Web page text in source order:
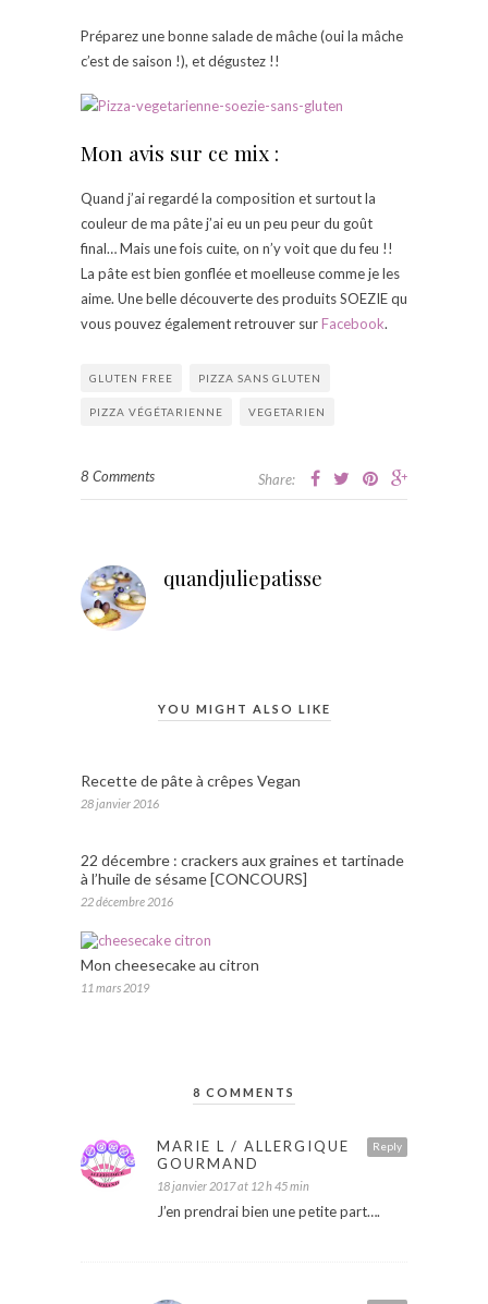
Préparez une bonne salade de mâche (oui la mâche
c’est de saison !), et dégustez !!
Mon avis sur ce mix :
Quand j’ai regardé la composition et surtout la
couleur de ma pâte j’ai eu un peu peur du goût
final… Mais une fois cuite, on n’y voit que du feu !!
La pâte est bien gonflée et moelleuse comme je les
aime. Une belle découverte des produits SOEZIE qu
vous pouvez également retrouver surFacebook.
GLUTEN FREE PIZZA SANS GLUTEN
PIZZA VÉGÉTARIENNE VEGETARIEN
8 Comments Share:
quandjuliepatisse
YOU MIGHT ALSO LIKE
Recette de pâte à crêpes Vegan
28 janvier 2016
22 décembre : crackers aux graines et tartinade
à l’huile de sésame [CONCOURS]
22 décembre 2016
Mon cheesecake au citron
11 mars 2019
8 COMMENTS
Reply
MARIE L / ALLERGIQUE
GOURMAND
18 janvier 2017 at 12 h 45 min
J’en prendrai bien une petite part….